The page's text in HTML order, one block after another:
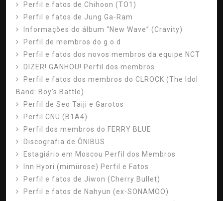
Perfil e fatos de Chihoon (TO1)
Perfil e fatos de Jung Ga-Ram
Informações do álbum “New Wave” (Cravity)
Perfil de membros do g.o.d
Perfil e fatos dos novos membros da equipe NCT
DIZER! GANHOU! Perfil dos membros
Perfil e fatos dos membros do CLROCK (The Idol
Band: Boy's Battle)
Perfil de Seo Taiji e Garotos
Perfil CNU (B1A4)
Perfil dos membros do FERRY BLUE
Discografia de ÔNIBUS
Estagiário em Moscou Perfil dos Membros
Inn Hyori (mimiirose) Perfil e Fatos
Perfil e fatos de Jiwon (Cherry Bullet)
Perfil e fatos de Nahyun (ex-SONAMOO)